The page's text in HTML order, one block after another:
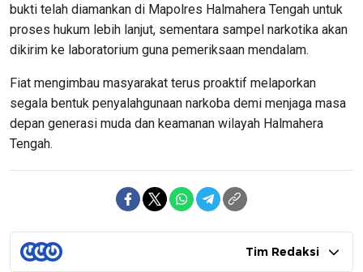
bukti telah diamankan di Mapolres Halmahera Tengah untuk
proses hukum lebih lanjut, sementara sampel narkotika akan
dikirim ke laboratorium guna pemeriksaan mendalam.
Fiat mengimbau masyarakat terus proaktif melaporkan
segala bentuk penyalahgunaan narkoba demi menjaga masa
depan generasi muda dan keamanan wilayah Halmahera
Tengah.
Tim Redaksi